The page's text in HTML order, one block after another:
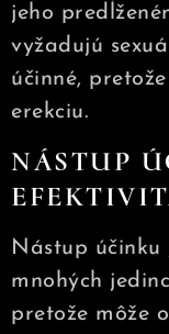
jeho
vyžadujú
účinné,
erekciu.
NÁSTUP
Nástup
mnohých
pretože môže